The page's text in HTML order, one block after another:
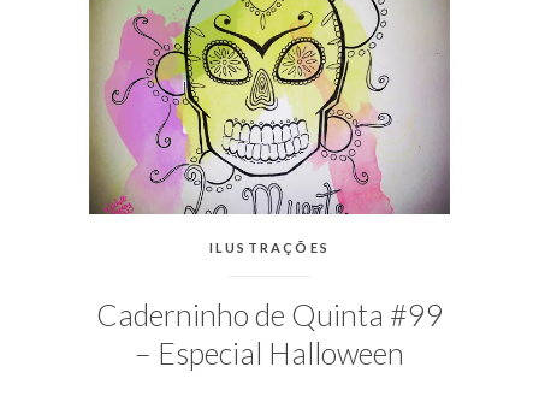
MICHELLI
CATEGORIAS:
ILUSTRAÇÕES
Caderninho de Quinta #99
– Especial Halloween